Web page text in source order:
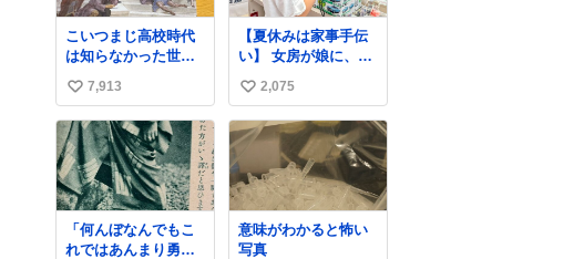
こいつまじ高校時代
は知らなかった世界
史が溢れすぎてて
𝑩𝑰𝑮 𝑳𝑶𝑽𝑬＿＿
い
い
ね
数
7,913
【夏休みは家事手伝
い】 女房が娘に、働
いたらバイト代もら
えば？と言ったら、
娘は、いらない、と
言って黙々と働いて
くれました。 あとで
ソフトクリーム買っ
てやろうと思いまし
た。
い
い
ね
数
2,075
「何んぼなんでもこ
れではあんまり勇敢
意味がわかると怖い
写真